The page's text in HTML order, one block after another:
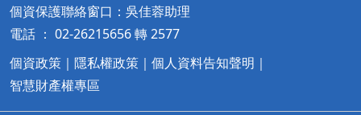
個資保護聯絡窗口：吳佳蓉助理
電話 ： 02-26215656 轉 2577
個資政策 ｜ 隱私權政策 ｜ 個人資料告知聲明 ｜
智慧財產權專區